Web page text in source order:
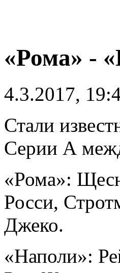
«Рома» -
4.3.2017,
Стали
Серии А
«Рома»:
Росси,
Джеко.
«Наполи»: